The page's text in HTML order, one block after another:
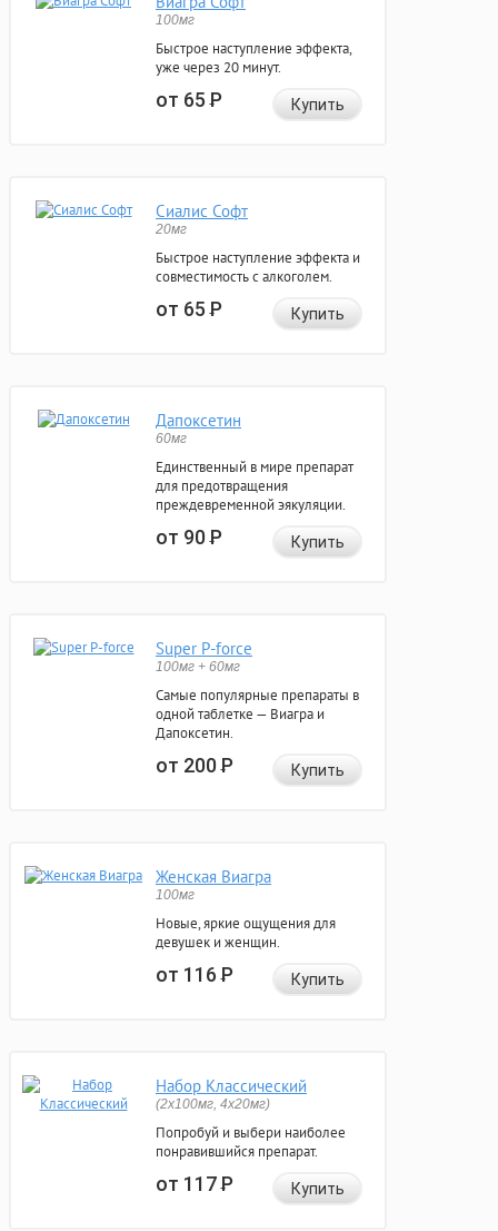
100мг
Быстрое наступление эффекта,
уже через 20 минут.
от 65Р Купить
Сиалис Софт
20мг
Быстрое наступление эффекта и
совместимость с алкоголем.
от 65Р Купить
Дапоксетин
60мг
Единственный в мире препарат
для предотвращения
преждевременной эякуляции.
от 90Р Купить
Super P-force
100мг + 60мг
Самые популярные препараты в
одной таблетке — Виагра и
Дапоксетин.
от 200Р Купить
Женская Виагра
100мг
Новые, яркие ощущения для
девушек и женщин.
от 116Р Купить
Набор Классический
(2x100мг, 4x20мг)
Попробуй и выбери наиболее
понравившийся препарат.
от 117Р Купить